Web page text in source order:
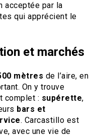
acceptée par la
qui apprécient le
et marchés
mètres de l’aire, en
On y trouve
complet : supérette,
bars et
. Carcastillo est
avec une vie de